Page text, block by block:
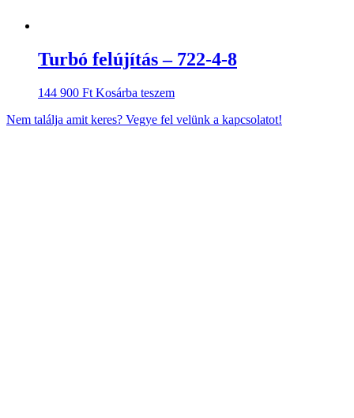
Turbó felújítás – 722-4-8
144 900 Ft Kosárba teszem
Nem találja amit keres? Vegye fel velünk a kapcsolatot!